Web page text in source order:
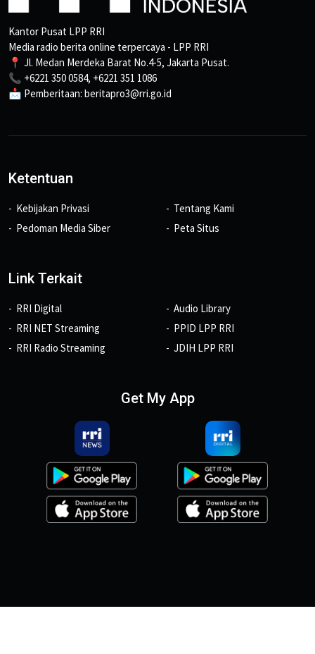
Kantor Pusat LPP RRI
Media radio berita online terpercaya - LPP RRI
📍 Jl. Medan Merdeka Barat No.4-5, Jakarta Pusat.
📞 +6221 350 0584, +6221 351 1086
📩 Pemberitaan: beritapro3@rri.go.id
Ketentuan
Kebijakan Privasi
Pedoman Media Siber
Tentang Kami
Peta Situs
Link Terkait
RRI Digital
RRI NET Streaming
RRI Radio Streaming
Audio Library
PPID LPP RRI
JDIH LPP RRI
Get My App